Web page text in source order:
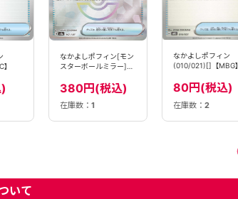
なかよしポフィン[モン
スターボールミラー]
380円(税込)
在庫数：1
なかよしポフィン
(010/021)[]【MBG】
80円(税込)
在庫数：2
いて